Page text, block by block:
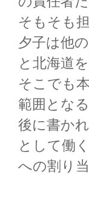
そもそも
夕子は他
と北海道
そこでも
範囲となる
後に書か
として働
への割り